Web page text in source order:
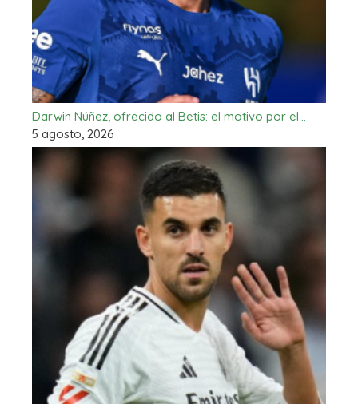
Darwin Núñez, ofrecido al Betis: el motivo por el…
5 agosto, 2026